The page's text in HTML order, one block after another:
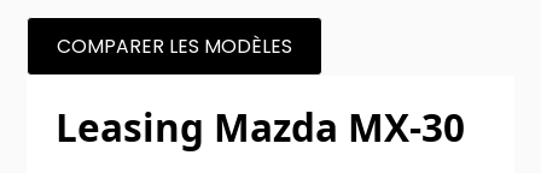
COMPARER LES MODÈLES
Leasing Mazda MX-30